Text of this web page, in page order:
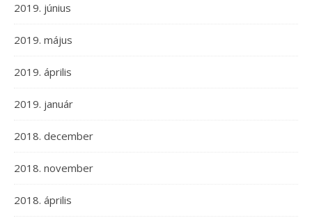
2019. június
2019. május
2019. április
2019. január
2018. december
2018. november
2018. április